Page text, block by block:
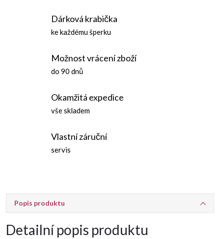
Dárková krabička
ke každému šperku
Možnost vrácení zboží
do 90 dnů
Okamžitá expedice
vše skladem
Vlastní záruční
servis
Popis produktu
Detailní popis produktu